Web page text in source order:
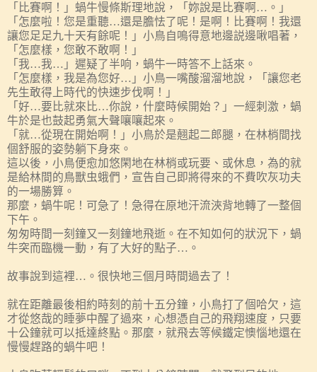
「比賽啊！」蝸牛慢條斯理地說，「妳說是比賽啊…。」
「怎麼啦！您是重聽…還是膽怯了呢！是啊！比賽啊！我還
讓您足足九十天有餘呢！」小鳥自鳴得意地邊説邊啾唱著，
「怎麼樣，您敢不敢啊！」
「我…我…」遲疑了半响，蝸牛一時答不上話來。
「怎麼樣，我是為您好…」小鳥一嘴酸溜溜地說，「讓您老
先生敢得上時代的快速步伐啊！」
「好…要比就來比…你說，什麼時候開始？」一經刺激，蝸
牛於是也鼓起勇氣大聲嚷嚷起來。
「就…從現在開始啊！」小鳥於是翹起二郎腿，在林梢間找
個舒服的姿勢躺下身來。
這以後，小鳥便愈加悠閑地在林梢或玩要、或休息，為的就
是給林間的鳥獸虫蛾們，宣告自己即將得來的不費吹灰功夫
的一場勝算。
那麼，蝸牛呢！可急了！急得在原地汗流浹背地轉了一整個
下午。
匆匆時間一刻鐘又一刻鐘地飛逝。在不知如何的狀況下，蝸
牛突而臨機一動，有了大好的點子…。
故事說到這裡…。很快地三個月時間過去了！
就在距離最後相約時刻的前十五分鐘，小鳥打了個哈欠，這
才從悠哉的睡夢中醒了過來，心想憑自己的飛翔速度，只要
十公鐘就可以抵達終點。那麼，就飛去等候鐵定懊惱地還在
慢慢趕路的蝸牛吧！